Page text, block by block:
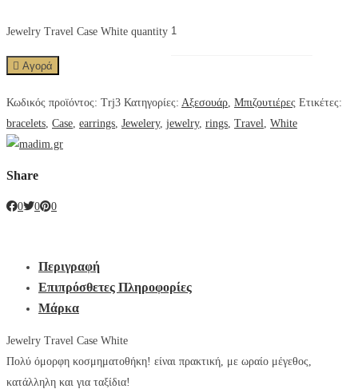
Jewelry Travel Case White quantity
Αγορά
Κωδικός προϊόντος: Trj3 Κατηγορίες: Αξεσουάρ Μπιζουτιέρες Ετικέτες:
bracelets Case earrings Jewelery, jewelry, rings Travel White
Share
0 0 0
Περιγραφή
Επιπρόσθετες Πληροφορίες
Μάρκα
Jewelry Travel Case White
Πολύ όμορφη κοσμηματοθήκη! είναι πρακτική, με ωραίο μέγεθος,
κατάλληλη και για ταξίδια!